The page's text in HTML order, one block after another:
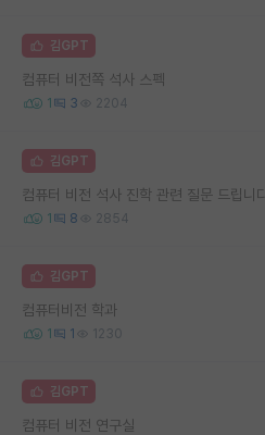
김GPT
컴퓨터 비전쪽 석사 스펙
1 3 2204
김GPT
컴퓨터 비전 석사 진학 관련 질문 드립니다
1 8 2854
김GPT
컴퓨터비전 학과
1 1 1230
김GPT
컴퓨터 비전 연구실